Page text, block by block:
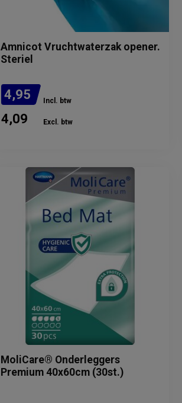
Amnicot Vruchtwaterzak opener.
Steriel
4,95 Incl. btw
4,09 Excl. btw
​MoliCare® Onderleggers
Premium 40x60cm (30st.)